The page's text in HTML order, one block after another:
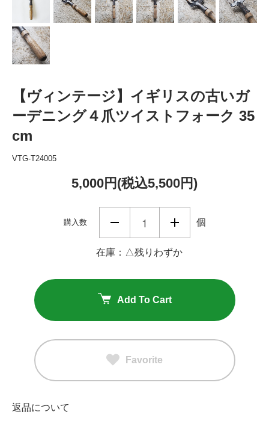
【ヴィンテージ】イギリスの古いガ
ーデニング４爪ツイストフォーク 35
cm
VTG-T24005
5,000円(税込5,500円)
購入数 個
在庫：△残りわずか
Add To Cart
Favorite
返品について